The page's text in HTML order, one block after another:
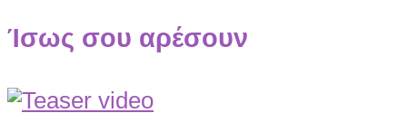
Ίσως σου αρέσουν